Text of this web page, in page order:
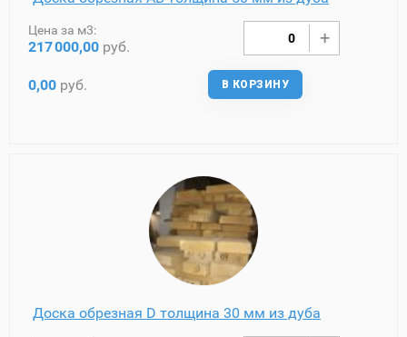
Цена за м3:
217000,00 руб.
0,00 руб. В КОРЗИНУ
Доска обрезная D толщина 30 мм из дуба